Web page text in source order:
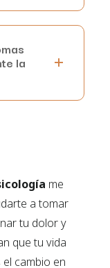
la
me
a tomar
tu dolor y
que tu vida
cambio en